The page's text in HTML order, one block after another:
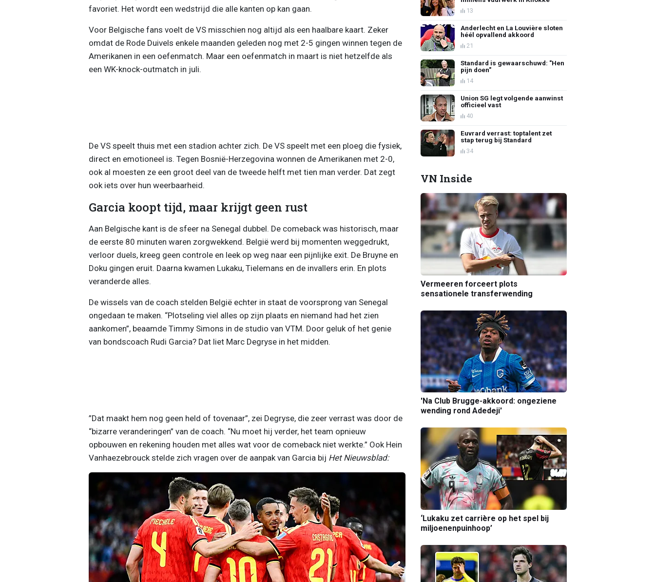
favoriet. Het wordt een wedstrijd die alle kanten op kan gaan.
Voor Belgische fans voelt de VS misschien nog altijd als een haalbare kaart. Zeker
omdat de Rode Duivels enkele maanden geleden nog met 2-5 gingen winnen tegen de
Amerikanen in een oefenmatch. Maar een oefenmatch in maart is niet hetzelfde als
een WK-knock-outmatch in juli.
De VS speelt thuis met een stadion achter zich. De VS speelt met een ploeg die fysiek,
direct en emotioneel is. Tegen Bosnië-Herzegovina wonnen de Amerikanen met 2-0,
ook al moesten ze een groot deel van de tweede helft met tien man verder. Dat zegt
ook iets over hun weerbaarheid.
Garcia koopt tijd, maar krijgt geen rust
Aan Belgische kant is de sfeer na Senegal dubbel. De comeback was historisch, maar
de eerste 80 minuten waren zorgwekkend. België werd bij momenten weggedrukt,
verloor duels, kreeg geen controle en leek op weg naar een pijnlijke exit. De Bruyne en
Doku gingen eruit. Daarna kwamen Lukaku, Tielemans en de invallers erin. En plots
veranderde alles.
De wissels van de coach stelden België echter in staat de voorsprong van Senegal
ongedaan te maken. “Plotseling viel alles op zijn plaats en niemand had het zien
aankomen”, beaamde Timmy Simons in de studio van VTM. Door geluk of het genie
van bondscoach Rudi Garcia? Dat liet Marc Degryse in het midden.
”Dat maakt hem nog geen held of tovenaar”, zei Degryse, die zeer verrast was door de
“bizarre veranderingen” van de coach. “Nu moet hij verder, het team opnieuw
opbouwen en rekening houden met alles wat voor de comeback niet werkte.” Ook Hein
Vanhaezebrouck stelde zich vragen over de aanpak van Garcia bij Het Nieuwsblad:
13
Anderlecht en La Louvière sloten
héél opvallend akkoord
21
Standard is gewaarschuwd: "Hen
pijn doen"
14
Union SG legt volgende aanwinst
officieel vast
40
Euvrard verrast: toptalent zet
stap terug bij Standard
34
VN Inside
Vermeeren forceert plots
sensationele transferwending
'Na Club Brugge-akkoord: ongeziene
wending rond Adedeji'
‘Lukaku zet carrière op het spel bij
miljoenenpuinhoop’